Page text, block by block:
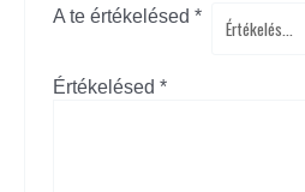
A te értékelésed *
Értékelésed *